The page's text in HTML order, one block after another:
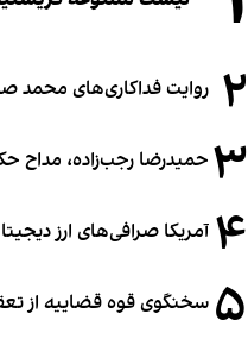
۲ روایت فداکاری‌های محمد صلاح؛ از سفرهای ۹
۳ حمیدرضا رجب‌زاده، مداح
۴ آمریکا صرافی‌های ارز
۵ سخنگوی قوه قضاییه از